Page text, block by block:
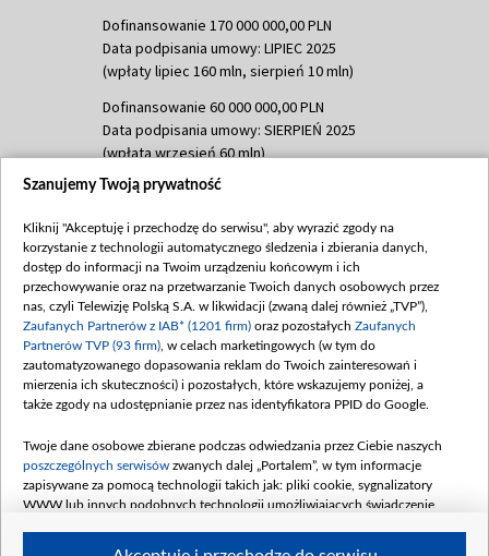
Dofinansowanie 170 000 000,00 PLN
Data podpisania umowy: LIPIEC 2025
(wpłaty lipiec 160 mln, sierpień 10 mln)
Dofinansowanie 60 000 000,00 PLN
Data podpisania umowy: SIERPIEŃ 2025
(wpłata wrzesień 60 mln)
Dofinansowanie 635 783 051,21 PLN
(wpłata wrzesień 100 mln, październik 350
mln, listopad 265 mln)
Dofinansowanie 48 862 000,00 PLN
Data podpisania umowy: GRUDZIEŃ 2025
(wpłata grudzień 60,548 mln)
Dofinansowanie 900 000 000,00 PLN
Data podpisania umowy: LUTY 2026 (wpłata
kwiecień 180 mln, 7 maja 180 mln, 8
czerwca 90 mln)
Dofinansowanie 250 000 000,00 PLN
4 sierpnia 250 mln
Szanujemy Twoją prywatność
Kliknij "Akceptuję i przechodzę do serwisu", aby wyrazić zgody na
korzystanie z technologii automatycznego śledzenia i zbierania danych,
dostęp do informacji na Twoim urządzeniu końcowym i ich
przechowywanie oraz na przetwarzanie Twoich danych osobowych przez
nas, czyli Telewizję Polską S.A. w likwidacji (zwaną dalej również „TVP”),
Zaufanych Partnerów z IAB* (1201 firm) oraz pozostałych Zaufanych
Partnerów TVP (93 firm) , w celach marketingowych (w tym do
zautomatyzowanego dopasowania reklam do Twoich zainteresowań i
mierzenia ich skuteczności) i pozostałych, które wskazujemy poniżej, a
także zgody na udostępnianie przez nas identyfikatora PPID do Google.
Twoje dane osobowe zbierane podczas odwiedzania przez Ciebie naszych
poszczególnych serwisów zwanych dalej „Portalem”, w tym informacje
zapisywane za pomocą technologii takich jak: pliki cookie, sygnalizatory
WWW lub innych podobnych technologii umożliwiających świadczenie